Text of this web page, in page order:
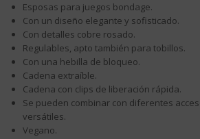
Esposas para juegos bondage.
Con un diseño elegante y sofisticado.
Con detalles cobre rosado.
Regulables, apto también para tobillos.
Con una hebilla de bloqueo.
Cadena extraíble.
Cadena con clips de liberación rápida.
Se pueden combinar con diferentes
versátiles.
Vegano.